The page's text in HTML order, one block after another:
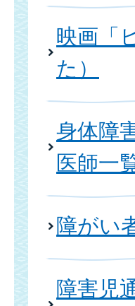
映画「
た）
身体障
医師一
障がい
障害児